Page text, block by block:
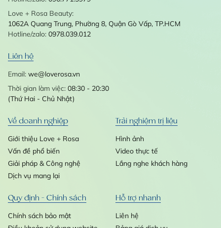
Love + Rosa Beauty:
1062A Quang Trung, Phường 8, Quận Gò Vấp, TP.HCM
Hotline/zalo: 0978.039.012
Liên hệ
Email: we@loverosa.vn
Thời gian làm việc: 08:30 - 20:30
(Thứ Hai - Chủ Nhật)
Về doanh nghiệp
Giới thiệu Love + Rosa
Vấn đề phổ biến
Giải pháp & Công nghệ
Dịch vụ mang lại
Trải nghiệm trị liệu
Hình ảnh
Video thực tế
Lắng nghe khách hàng
Quy định - Chính sách
Chính sách bảo mật
Hỗ trợ nhanh
Liên hệ